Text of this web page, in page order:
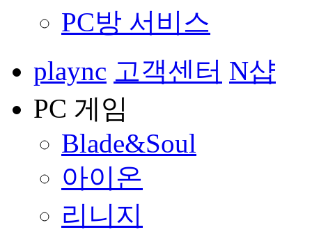
PC방 서비스
plaync 고객센터 N샵
PC 게임
Blade&Soul
아이온
리니지